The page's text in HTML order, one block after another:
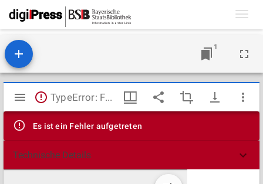
1
Mirador
Viewer
TypeError: Failed to fetch
Es ist ein Fehler aufgetreten
Technische Details